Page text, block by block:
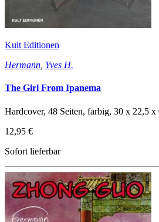
Kult Editionen
Hermann Yves H.
The Girl From Ipanema
Hardcover, 48 Seiten, farbig, 30 x 22,5 x
12,95 €
Sofort lieferbar